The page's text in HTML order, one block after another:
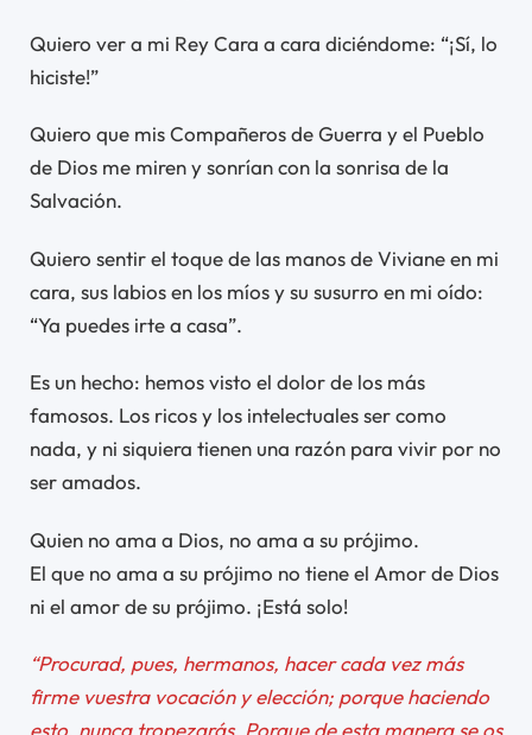
Quiero ver a mi Rey Cara a cara diciéndome: “¡Sí, lo
hiciste!”
Quiero que mis Compañeros de Guerra y el Pueblo
de Dios me miren y sonrían con la sonrisa de la
Salvación.
Quiero sentir el toque de las manos de Viviane en mi
cara, sus labios en los míos y su susurro en mi oído:
“Ya puedes irte a casa”.
Es un hecho: hemos visto el dolor de los más
famosos. Los ricos y los intelectuales ser como
nada, y ni siquiera tienen una razón para vivir por no
ser amados.
Quien no ama a Dios, no ama a su prójimo.
El que no ama a su prójimo no tiene el Amor de Dios
ni el amor de su prójimo. ¡Está solo!
“Procurad, pues, hermanos, hacer cada vez más
firme vuestra vocación y elección; porque haciendo
esto, nunca tropezarás. Porque de esta manera se os